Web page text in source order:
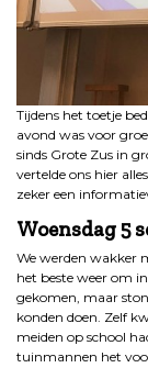
Tijdens het toetje
avond was voor
sinds Grote Zus in
vertelde ons hier
zeker een
Woensdag 5
We werden wakker
het beste weer om
gekomen, maar
konden doen. Zelf
meiden op school
tuinmannen het